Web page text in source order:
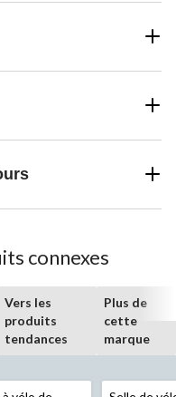
connexes
Vers les
produits
tendances
Plus de
cette
marque